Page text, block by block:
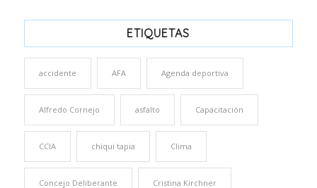
ETIQUETAS
accidente AFA Agenda deportiva
Alfredo Cornejo asfalto Capacitación
CCIA chiqui tapia Clima
Concejo Deliberante Cristina Kirchner